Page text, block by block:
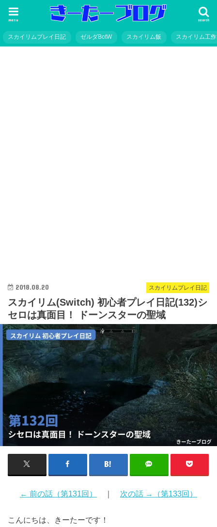
search
menu
スカイリムプレイ日記 ゼルダBotW スカイリム飯 スカイリム工作
スカイリムプレイ日記
2018.08.20
スカイリム(Switch) 初心者プレイ日記(132)シ
セロは真面目！ ドーンスターの聖域
← 前の話（第131回） ｜ 次の話 →（第133回）
こんにちは、きーたーです！